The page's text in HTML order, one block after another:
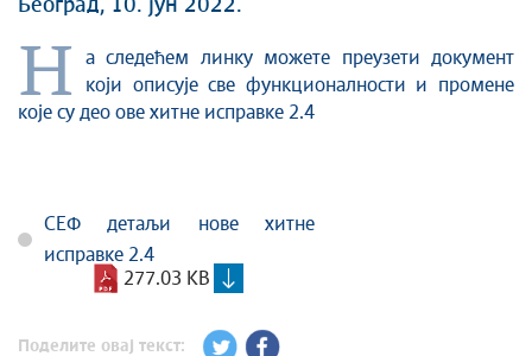
Београд, 10. јун 2022.
Н
а следећем линку можете преузети документ
који описује све функционалности и промене
које су део ове хитне исправке 2.4
СЕФ детаљи нове хитне
исправке 2.4
277.03 KB
Поделите овај текст: